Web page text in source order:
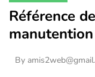
Référence
By